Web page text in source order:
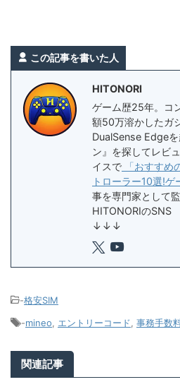
この記事を書いた人
HITONORI
ゲーム歴25年。コ
額50万溶かしたガ
DualSense Edge
ン』を探してレビ
イスで 「おすすめ
トローラー10選!ゲ
事を専門家として
HITONORIのSNS
↓↓↓
-格安SIM
-mineo エントリーコード 事務手数
関連記事